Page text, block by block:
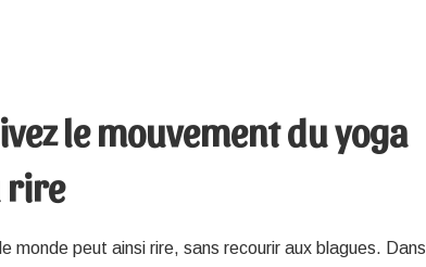
le mouvement du yoga
rire
monde peut ainsi rire, sans recourir aux blagues. Dans